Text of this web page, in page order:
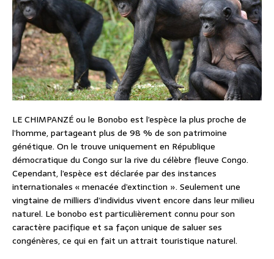
LE CHIMPANZÉ ou le Bonobo est l’espèce la plus proche de
l’homme, partageant plus de 98 % de son patrimoine
génétique. On le trouve uniquement en République
démocratique du Congo sur la rive du célèbre fleuve Congo.
Cependant, l’espèce est déclarée par des instances
internationales « menacée d’extinction ». Seulement une
vingtaine de milliers d’individus vivent encore dans leur milieu
naturel. Le bonobo est particulièrement connu pour son
caractère pacifique et sa façon unique de saluer ses
congénères, ce qui en fait un attrait touristique naturel.